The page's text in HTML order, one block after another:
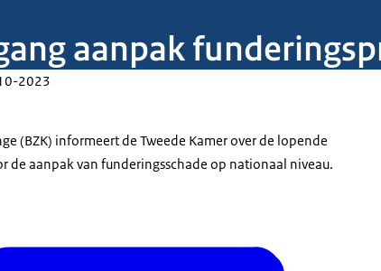
aanpak
2023
(BZK) informeert de Tweede Kamer over de lopende
de aanpak van funderingsschade op nationaal niveau.